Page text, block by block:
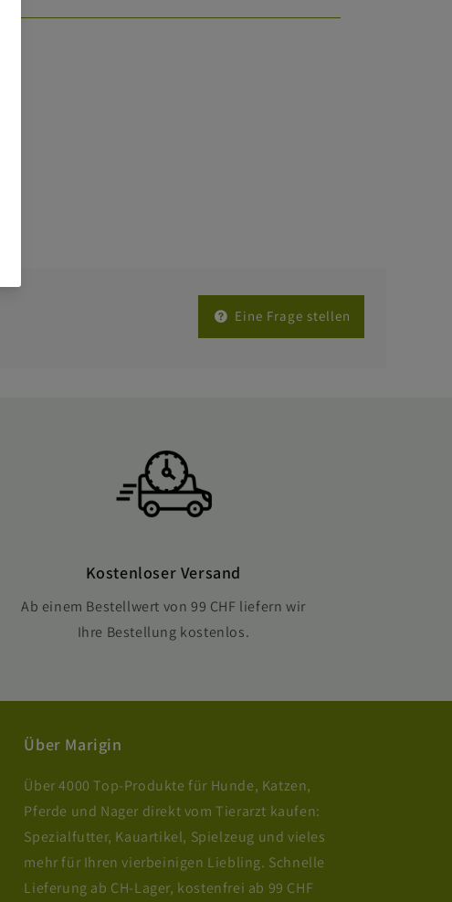
Eine Frage stellen
Kostenloser Versand
Ab einem Bestellwert von 99 CHF liefern wir
Ihre Bestellung kostenlos.
Über Marigin
Über 4000 Top-Produkte für Hunde, Katzen,
Pferde und Nager direkt vom Tierarzt kaufen:
Spezialfutter, Kauartikel, Spielzeug und vieles
mehr für Ihren vierbeinigen Liebling. Schnelle
Lieferung ab CH-Lager, kostenfrei ab 99 CHF